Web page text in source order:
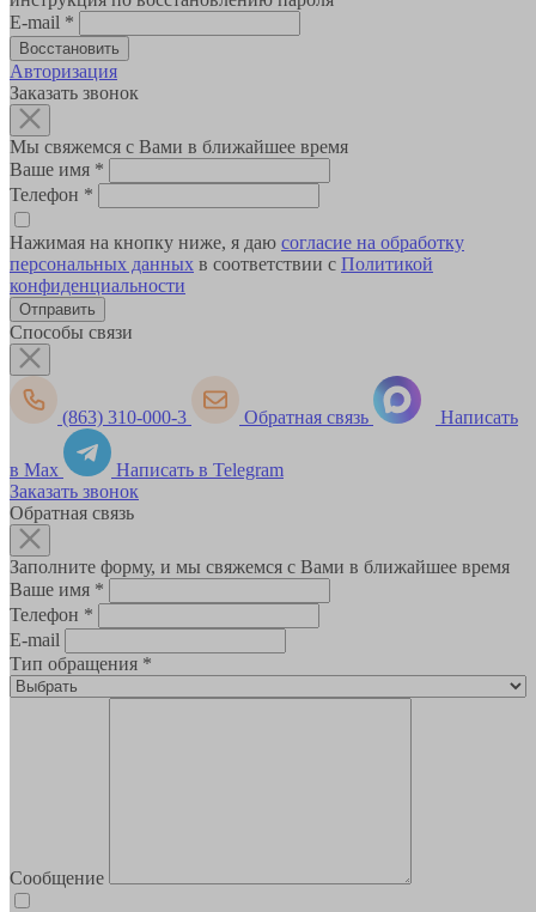
E-mail *
Авторизация
Заказать звонок
Мы свяжемся с Вами в ближайшее время
Ваше имя *
Телефон *
Нажимая на кнопку ниже, я даю согласие на обработку
персональных данных в соответствии с Политикой
конфиденциальности
Способы связи
(863) 310-000-3 Обратная связь Написать
в Max
Написать в Telegram
Заказать звонок
Обратная связь
Заполните форму, и мы свяжемся с Вами в ближайшее время
Ваше имя *
Телефон *
E-mail
Тип обращения *
Сообщение